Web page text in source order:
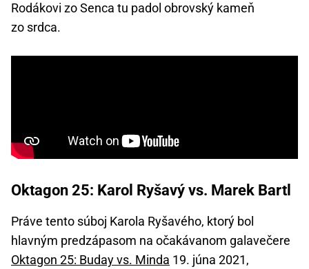
Rodákovi zo Senca tu padol obrovský kameň
zo srdca.
Oktagon 25: Karol Ryšavý vs. Marek Bartl
Práve tento súboj Karola Ryšavého, ktorý bol
hlavným predzápasom na očakávanom galavečere
Oktagon 25: Buday vs. Minda 19. júna 2021,